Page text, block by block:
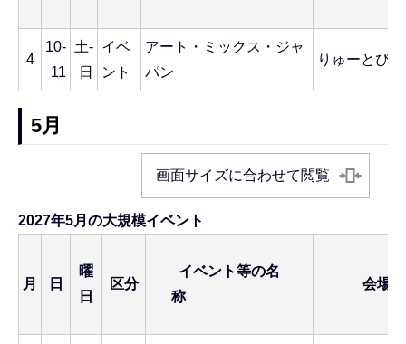
4
10-
11
土-
日
イベ
ント
アート・ミックス・ジャ
パン
りゅーとぴ
5月
画面サイズに合わせて閲覧
2027年5月の大規模イベント
月 日
曜
日
区分
イベント等の名
称
会場